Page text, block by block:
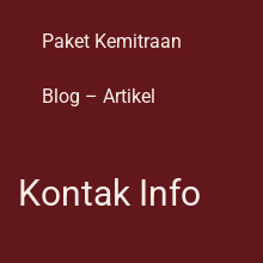
Paket Kemitraan
Blog – Artikel
Kontak Info